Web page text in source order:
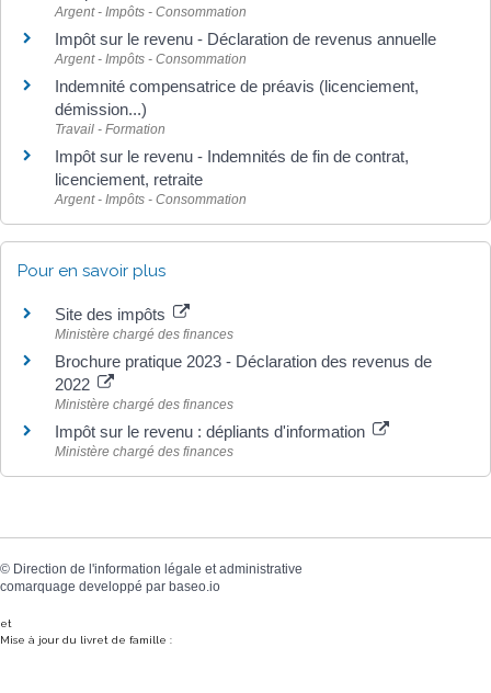
Argent - Impôts - Consommation
Impôt sur le revenu - Déclaration de revenus annuelle
Argent - Impôts - Consommation
Indemnité compensatrice de préavis (licenciement,
démission...)
Travail - Formation
Impôt sur le revenu - Indemnités de fin de contrat,
licenciement, retraite
Argent - Impôts - Consommation
Pour en savoir plus
Site des impôts
Ministère chargé des finances
Brochure pratique 2023 - Déclaration des revenus de
2022
Ministère chargé des finances
Impôt sur le revenu : dépliants d'information
Ministère chargé des finances
© Direction de l'information légale et administrative
comarquage developpé par baseo.io
et
Mise à jour du livret de famille :